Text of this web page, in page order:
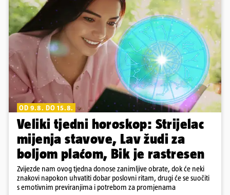
OD 9.8. DO 15.8.
Veliki tjedni horoskop: Strijelac
mijenja stavove, Lav žudi za
boljom plaćom, Bik je rastresen
Zvijezde nam ovog tjedna donose zanimljive obrate, dok će neki
znakovi napokon uhvatiti dobar poslovni ritam, drugi će se suočiti
s emotivnim previranjima i potrebom za promjenama